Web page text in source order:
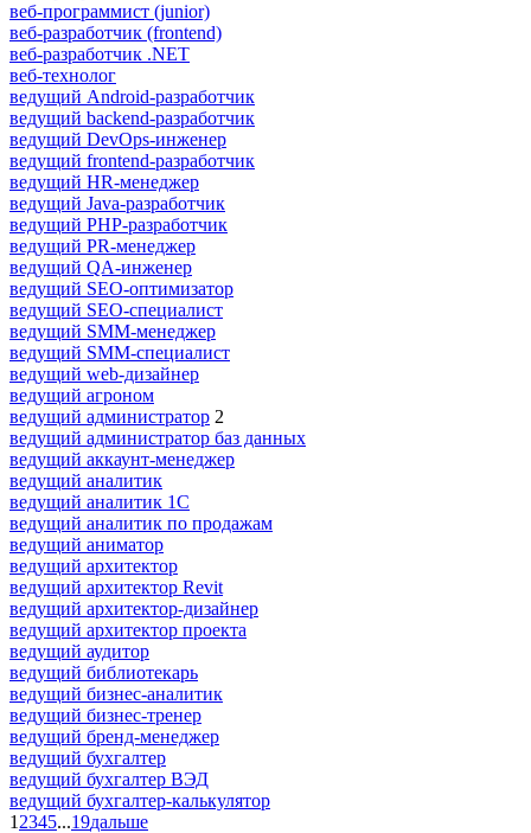
веб-программист (junior)
веб-разработчик (frontend)
веб-разработчик .NET
веб-технолог
ведущий Android-разработчик
ведущий backend-разработчик
ведущий DevOps-инженер
ведущий frontend-разработчик
ведущий HR-менеджер
ведущий Java-разработчик
ведущий PHP-разработчик
ведущий PR-менеджер
ведущий QA-инженер
ведущий SEO-оптимизатор
ведущий SEO-специалист
ведущий SMM-менеджер
ведущий SMM-специалист
ведущий web-дизайнер
ведущий агроном
ведущий администратор 2
ведущий администратор баз данных
ведущий аккаунт-менеджер
ведущий аналитик
ведущий аналитик 1С
ведущий аналитик по продажам
ведущий аниматор
ведущий архитектор
ведущий архитектор Revit
ведущий архитектор-дизайнер
ведущий архитектор проекта
ведущий аудитор
ведущий библиотекарь
ведущий бизнес-аналитик
ведущий бизнес-тренер
ведущий бренд-менеджер
ведущий бухгалтер
ведущий бухгалтер ВЭД
ведущий бухгалтер-калькулятор
1 2345...19дальше